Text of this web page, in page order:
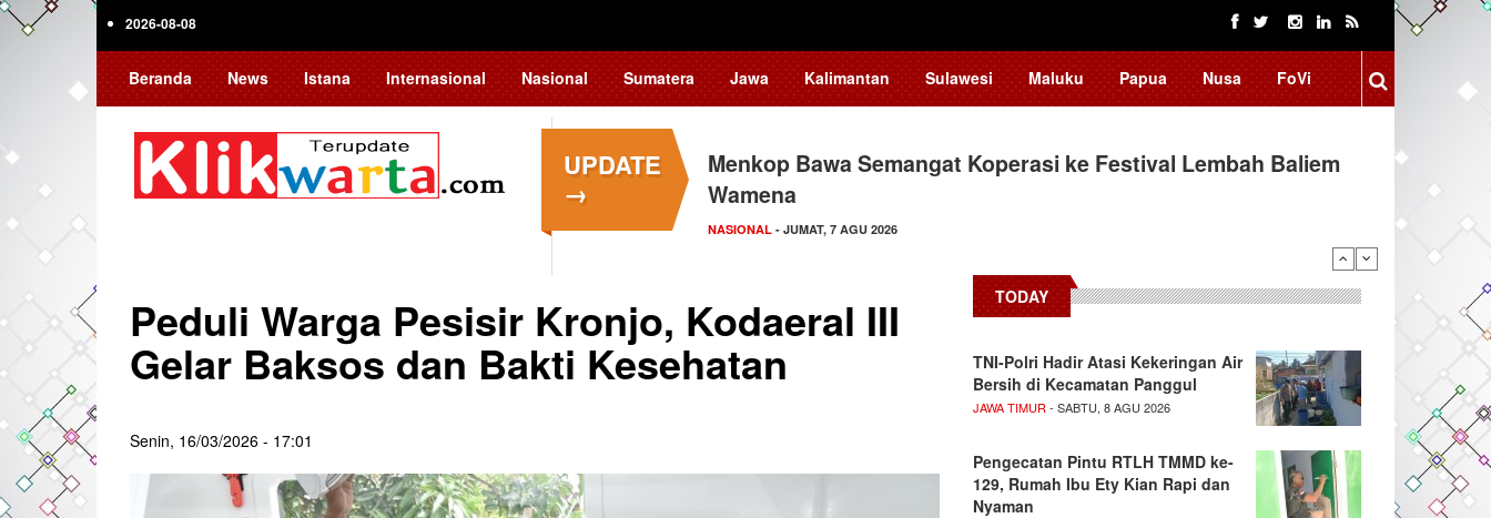
Skip
2026-08-08
Beranda News Istana Internasional Nasional Sumatera Jawa Kalimantan Sulawesi Maluku Papua Nusa FoVi
UPDATE
→
Menkop Bawa Semangat Koperasi ke Festival Lembah Baliem
Wamena
NASIONAL - JUMAT, 7 AGU 2026
Tingkatkan Daya Saing Indonesia, BRIN Fokus Kembangkan
Teknologi…
NASIONAL - JUMAT, 7 AGU 2026
Peduli Warga Pesisir Kronjo, Kodaeral III
Gelar Baksos dan Bakti Kesehatan
Senin, 16/03/2026 - 17:01
TODAY
TNI-Polri Hadir Atasi Kekeringan Air
Bersih di Kecamatan Panggul
JAWA TIMUR - SABTU, 8 AGU 2026
Pengecatan Pintu RTLH TMMD ke-
129, Rumah Ibu Ety Kian Rapi dan
Nyaman